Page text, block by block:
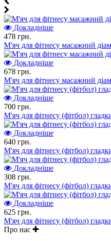
Докладніше
478 грн.
М'яч для фітнесу масажний
Докладніше
678 грн.
М'яч для фітнесу масажний
Докладніше
700 грн.
М'яч для фітнесу (фітбол)
Докладніше
640 грн.
М'яч для фітнесу (фітбол)
Докладніше
308 грн.
М'яч для фітнесу (фітбол)
Докладніше
625 грн.
М'яч для фітнесу (фітбол)
Про нас